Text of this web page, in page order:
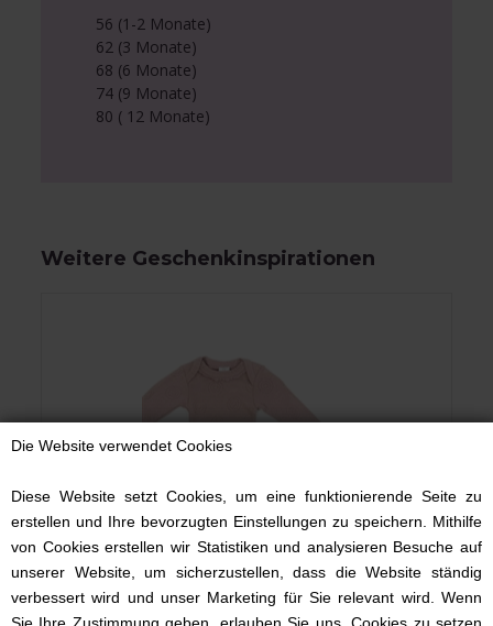
Die Website verwendet Cookies
Diese Website setzt Cookies, um eine funktionierende Seite zu
erstellen und Ihre bevorzugten Einstellungen zu speichern. Mithilfe
von Cookies erstellen wir Statistiken und analysieren Besuche auf
unserer Website, um sicherzustellen, dass die Website ständig
verbessert wird und unser Marketing für Sie relevant wird. Wenn
56 (1-2 Monate)
62 (3 Monate)
68 (6 Monate)
74 (9 Monate)
80 ( 12 Monate)
Weitere Geschenkinspirationen
Body mit Lochmuster, Smallstuff, Powder, langärmelig.